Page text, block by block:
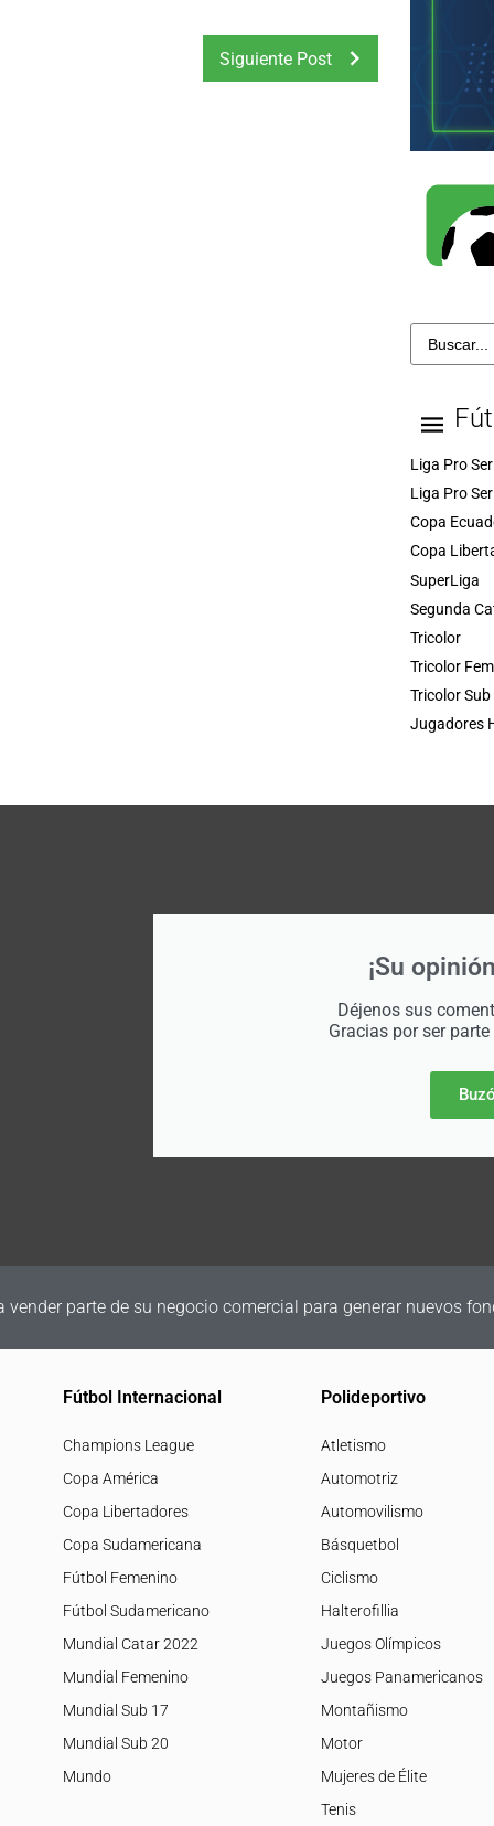
Siguiente Post
Liga Pro
Liga Pro
Copa
Copa
SuperLiga
Segunda
Tricolor
Tricolor
Tricolor Sub
Jugadores
¡Su
Déjenos sus
Gracias por ser
vender parte de su negocio comercial para generar nuevos
Fútbol Internacional
Champions League
Copa América
Copa Libertadores
Copa Sudamericana
Fútbol Femenino
Fútbol Sudamericano
Mundial Catar 2022
Mundial Femenino
Mundial Sub 17
Mundial Sub 20
Mundo
Polideportivo
Atletismo
Automotriz
Automovilismo
Básquetbol
Ciclismo
Halterofillia
Juegos Olímpicos
Juegos Panamericanos
Montañismo
Motor
Mujeres de Élite
Tenis